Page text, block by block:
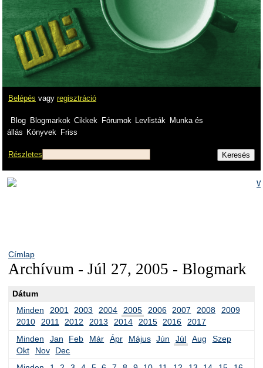
Belépés vagy regisztráció
Blog Blogmarkok Cikkek Fórumok Levlisták
Munka és
állás Könyvek Friss
Részletes
Címlap
Archívum - Júl 27, 2005 - Blogmark
Dátum
Minden
2001 2003 2004 2005 2006 2007 2008
2009
2010
2011 2012 2013 2014 2015 2016
2017
Minden
Jan Feb Már Ápr Május Jún Júl Aug
Szep
Okt
Nov
Dec